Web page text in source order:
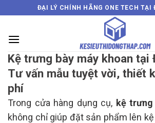
to
ĐẠI LÝ CHÍNH HÃNG ONE TECH TẠI
Kệ trưng bày máy khoan tại
Tư vấn mẫu tuyệt vời, thiết
phí
Trong cửa hàng dụng cụ, kệ
không chỉ giúp đặt sản phẩm lên